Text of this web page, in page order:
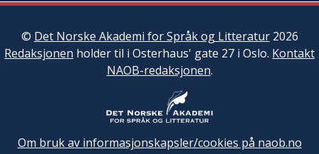
© Det Norske Akademi for Språk og Litteratur2026
Redaksjonen holder til i Osterhaus' gate 27 i Oslo. Kontakt
NAOB-redaksjonen.
Om bruk av informasjonskapsler/cookies på naob.no